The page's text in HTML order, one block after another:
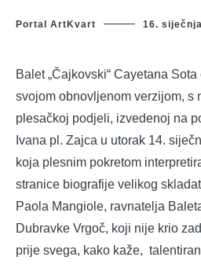
Portal ArtKvart 16.
Balet „Čajkovski“ Cayetana
svojom obnovljenom verzijom, s
plesačkoj podjeli, izvedenoj na
Ivana pl. Zajca u utorak 14.
koja plesnim pokretom
stranice biografije velikog
Paola Mangiole, ravnatelja
Dubravke Vrgoč, koji nije krio
prije svega, kako kaže,